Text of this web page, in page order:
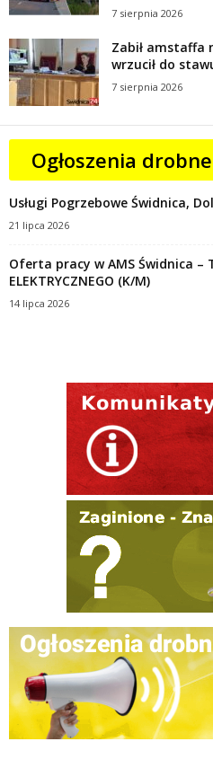
7 sierpnia 2026
Zabił amstaffa
wrzucił do
7 sierpnia 2026
Ogłoszenia drobne
Usługi Pogrzebowe Świdnica,
21 lipca 2026
Oferta pracy w AMS Świdnica –
ELEKTRYCZNEGO (K/M)
14 lipca 2026